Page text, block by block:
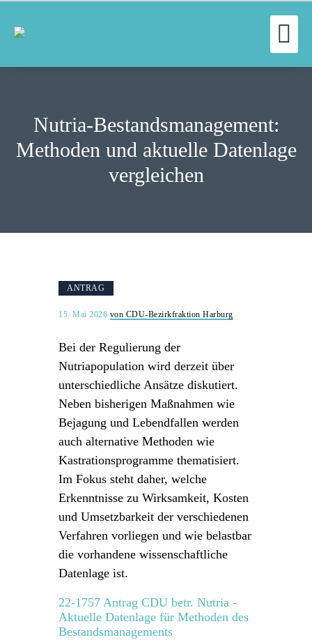
Nutria-Bestandsmanagement:
Methoden und aktuelle Datenlage
vergleichen
UNSERE ARBEIT
AUSSCHÜSSE
ANTRAG
15. Mai 2026 von CDU-Bezirkfraktion Harburg
Bei der Regulierung der
Nutriapopulation wird derzeit über
unterschiedliche Ansätze diskutiert.
Neben bisherigen Maßnahmen wie
Bejagung und Lebendfallen werden
auch alternative Methoden wie
Kastrationsprogramme thematisiert.
Im Fokus steht daher, welche
Erkenntnisse zu Wirksamkeit, Kosten
und Umsetzbarkeit der verschiedenen
Verfahren vorliegen und wie belastbar
die vorhandene wissenschaftliche
Datenlage ist.
22-1757 Antrag CDU betr. Nutria -
Aktuelle Datenlage für Methoden des
Bestandsmanagements